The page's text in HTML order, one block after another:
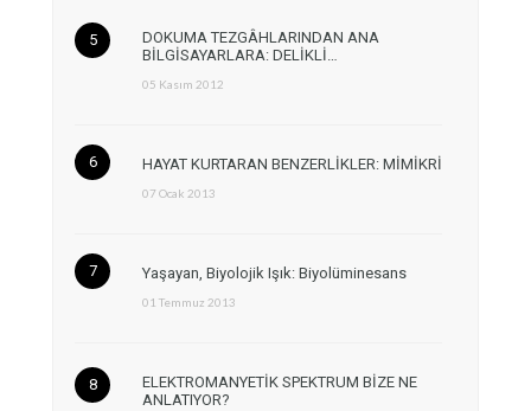
DOKUMA TEZGÂHLARINDAN ANA
BİLGİSAYARLARA: DELİKLİ…
05 Kasım 2012
HAYAT KURTARAN BENZERLİKLER: MİMİKRİ
07 Ocak 2013
Yaşayan, Biyolojik Işık: Biyolüminesans
01 Temmuz 2013
ELEKTROMANYETİK SPEKTRUM BİZE NE
ANLATIYOR?